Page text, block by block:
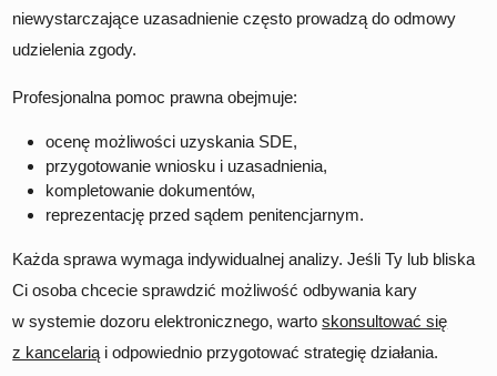
niewystarczające uzasadnienie często prowadzą do odmowy
udzielenia zgody.
Profesjonalna pomoc prawna obejmuje:
ocenę możliwości uzyskania SDE,
przygotowanie wniosku i uzasadnienia,
kompletowanie dokumentów,
reprezentację przed sądem penitencjarnym.
Każda sprawa wymaga indywidualnej analizy. Jeśli Ty lub bliska
Ci osoba chcecie sprawdzić możliwość odbywania kary
w systemie dozoru elektronicznego, wartoskonsultować się
z kancelarią i odpowiednio przygotować strategię działania.